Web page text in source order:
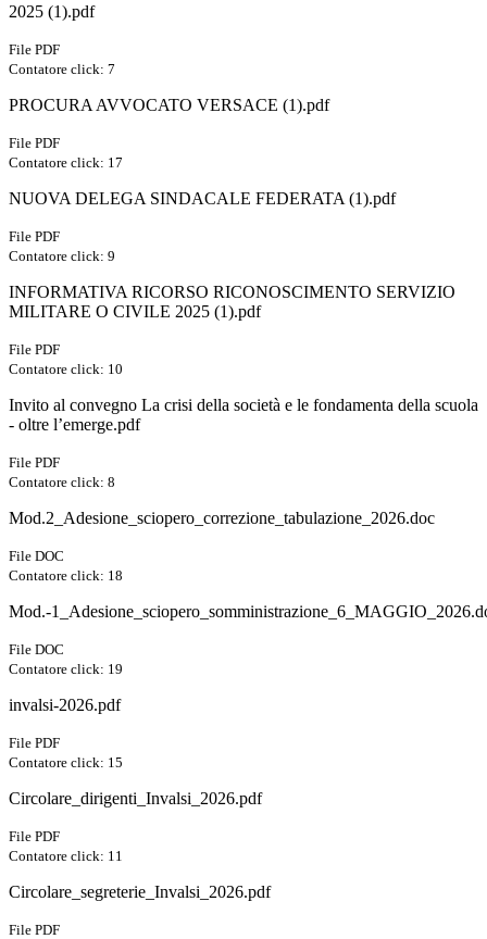
2025 (1).pdf
File PDF
Contatore click: 7
PROCURA AVVOCATO VERSACE (1).pdf
File PDF
Contatore click: 17
NUOVA DELEGA SINDACALE FEDERATA (1).pdf
File PDF
Contatore click: 9
INFORMATIVA RICORSO RICONOSCIMENTO SERVIZIO
MILITARE O CIVILE 2025 (1).pdf
File PDF
Contatore click: 10
Invito al convegno La crisi della società e le fondamenta della scuola
- oltre l’emerge.pdf
File PDF
Contatore click: 8
Mod.2_Adesione_sciopero_correzione_tabulazione_2026.doc
File DOC
Contatore click: 18
Mod.-
File DOC
Contatore click: 19
invalsi-2026.pdf
File PDF
Contatore click: 15
Circolare_dirigenti_Invalsi_2026.pdf
File PDF
Contatore click: 11
Circolare_segreterie_Invalsi_2026.pdf
File PDF